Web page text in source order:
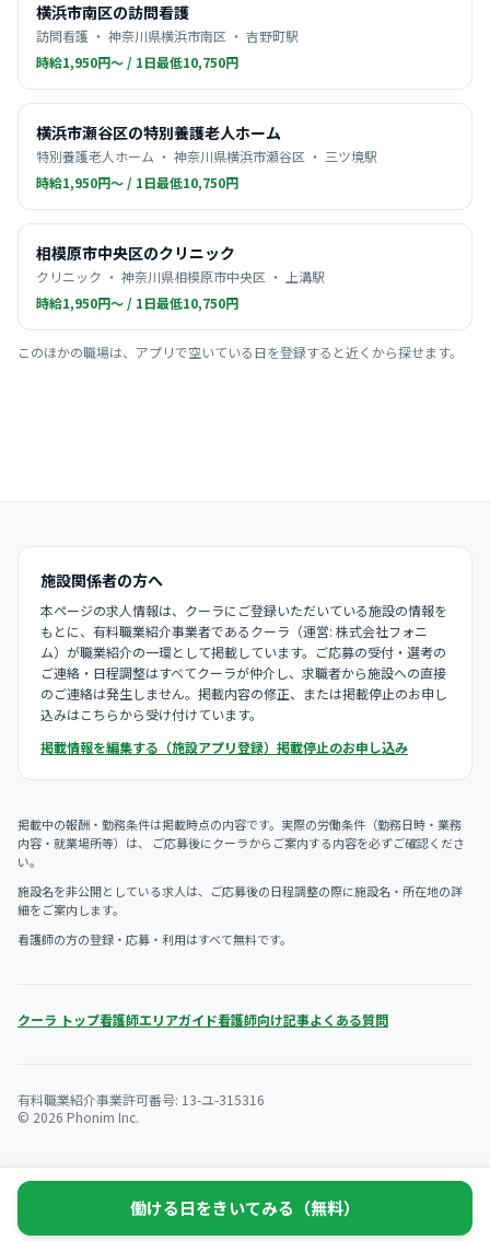
横浜市南区の訪問看護
訪問看護 ・ 神奈川県横浜市南区 ・ 吉野町駅
時給1,950円〜 / 1日最低10,750円
横浜市瀬谷区の特別養護老人ホーム
特別養護老人ホーム ・ 神奈川県横浜市瀬谷区 ・ 三ツ境駅
時給1,950円〜 / 1日最低10,750円
相模原市中央区のクリニック
クリニック ・ 神奈川県相模原市中央区 ・ 上溝駅
時給1,950円〜 / 1日最低10,750円
このほかの職場は、アプリで空いている日を登録すると近くから探せます。
施設関係者の方へ
本ページの求人情報は、クーラにご登録いただいている施設の情報を
もとに、有料職業紹介事業者であるクーラ（運営: 株式会社フォニ
ム）が職業紹介の一環として掲載しています。ご応募の受付・選考の
ご連絡・日程調整はすべてクーラが仲介し、求職者から施設への直接
のご連絡は発生しません。掲載内容の修正、または掲載停止のお申し
込みはこちらから受け付けています。
掲載情報を編集する（施設アプリ登録） 掲載停止のお申し込み
掲載中の報酬・勤務条件は掲載時点の内容です。実際の労働条件（勤務日時・業務
内容・就業場所等）は、 ご応募後にクーラからご案内する内容を必ずご確認くださ
い。
施設名を非公開としている求人は、ご応募後の日程調整の際に施設名・所在地の詳
細をご案内します。
看護師の方の登録・応募・利用はすべて無料です。
クーラ トップ看護師エリアガイド看護師向け記事よくある質問
有料職業紹介事業許可番号: 13-ユ-315316
© 2026 Phonim Inc.
働ける日をきいてみる（無料）